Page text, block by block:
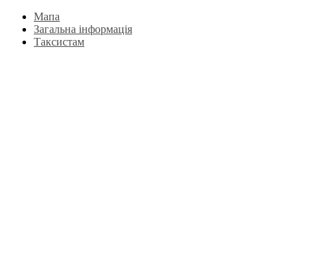
Мапа
Загальна інформація
Таксистам